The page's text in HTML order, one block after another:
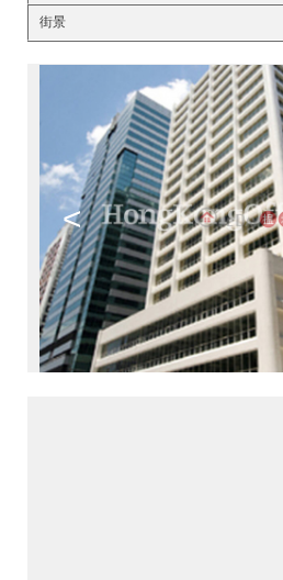
街景
<